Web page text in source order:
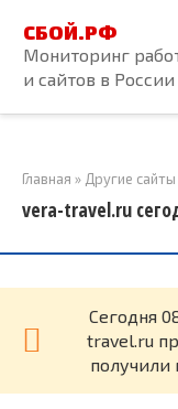
контенту
СБОЙ.РФ
Мониторинг
и сайтов в России
Главная » Другие сайты
vera-travel.ru
Cегодня
travel.ru
получили